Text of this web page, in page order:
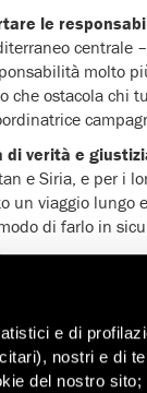
e di
nostri e di
del nostro
le
centrale
molto
che ostacola chi
verità e
e Siria, e per i
viaggio lungo
di farlo in
il traffico di
previsto
fugge da
delle
Chiodo.